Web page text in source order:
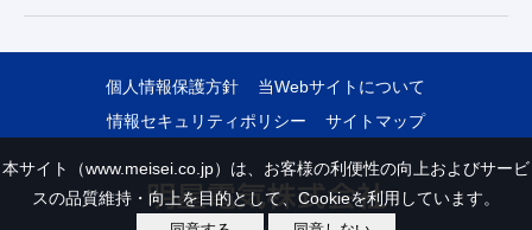
個人情報保護方針
当Webサイトについて
情報セキュリティポリシー
サイトマップ
本サイト（www.meisei.co.jp）は、お客様の利便性の向上およびサービ
スの品質維持・向上を目的として、Cookieを利用しています。